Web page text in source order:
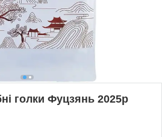
голки Фуцзянь 2025р